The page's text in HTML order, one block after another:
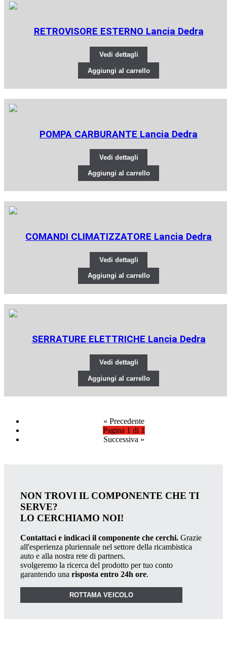
RETROVISORE ESTERNO Lancia Dedra
Vedi dettagli
Aggiungi al carrello
POMPA CARBURANTE Lancia Dedra
Vedi dettagli
Aggiungi al carrello
COMANDI CLIMATIZZATORE Lancia Dedra
Vedi dettagli
Aggiungi al carrello
SERRATURE ELETTRICHE Lancia Dedra
Vedi dettagli
Aggiungi al carrello
« Precedente
Pagina 1 di 1
Successiva »
NON TROVI IL COMPONENTE CHE TI
SERVE?
LO CERCHIAMO NOI!
Contattaci e indicaci il componente che cerchi. Grazie
all'esperienza pluriennale nel settore della ricambistica
auto e alla nostra rete di partners.
svolgeremo la ricerca del prodotto per tuo conto
garantendo una risposta entro 24h ore.
ROTTAMA VEICOLO